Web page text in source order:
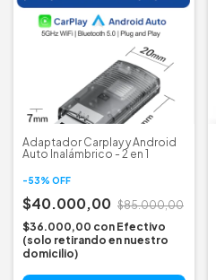
Adaptador Carplay y Android
Auto Inalámbrico - 2 en 1
-53% OFF
$40.000,00 $85.000,00
$36.000,00 con Efectivo
(solo retirando en nuestro
domicilio)